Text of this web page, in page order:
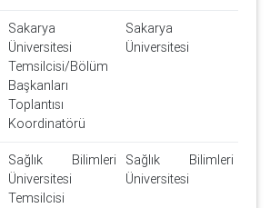
Sakarya
Üniversitesi
Temsilcisi/Bölüm
Başkanları
Toplantısı
Koordinatörü
Sakarya
Üniversitesi
Sağlık Bilimleri
Üniversitesi
Temsilcisi
Sağlık Bilimleri
Üniversitesi